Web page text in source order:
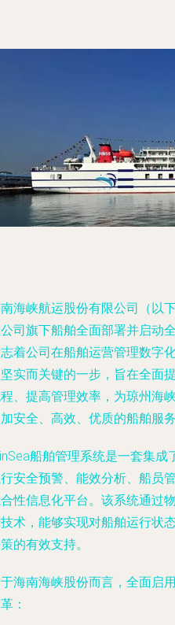
海峡航运股份有限公司（以
司旗下船舶全面部署并启动
着公司在船舶运营管理数字
实而关键的一步，旨在全面
、提高管理效率，为琼州海
安全、高效、优质的船舶服务
船舶管理系统是一套集
安全预警、能效分析、船员
性信息化平台。该系统通过
术，能够实现对船舶运行状
的有效支持。
海南海峡股份而言，全面启
：